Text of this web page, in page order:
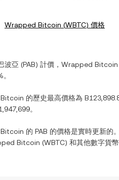
Wrapped Bitcoin (WBTC) 價格
波亞 (PAB) 計價， Wrapped Bitcoin
。
的歷史最高價格為
。
的 PAB 的價格是實時更新的
Bitcoin (WBTC) 和其他數字貨